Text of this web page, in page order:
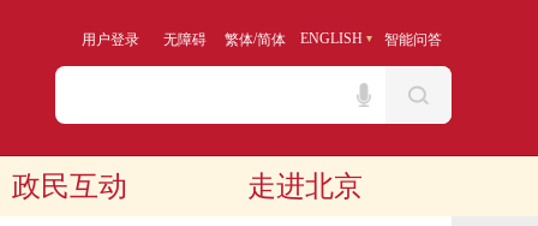
用户登录 无障碍 繁体/简体 ENGLISH 智能问答
政民互动 走进北京